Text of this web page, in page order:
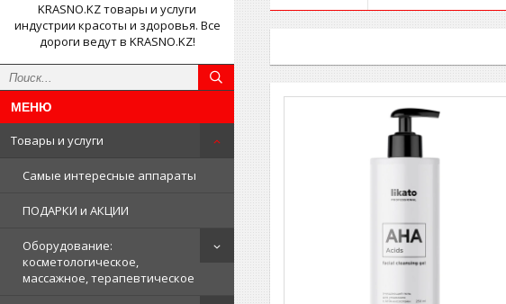
KRASNO.KZ товары и услуги
индустрии красоты и здоровья. Все
дороги ведут в KRASNO.KZ!
Товары и услуги
Самые интересные аппараты
ПОДАРКИ и АКЦИИ
Оборудование:
косметологическое,
массажное, терапевтическое